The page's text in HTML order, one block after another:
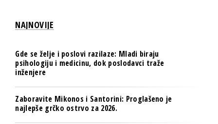
NAJNOVIJE
Gde se želje i poslovi razilaze: Mladi biraju
psihologiju i medicinu, dok poslodavci traže
inženjere
Zaboravite Mikonos i Santorini: Proglašeno je
najlepše grčko ostrvo za 2026.